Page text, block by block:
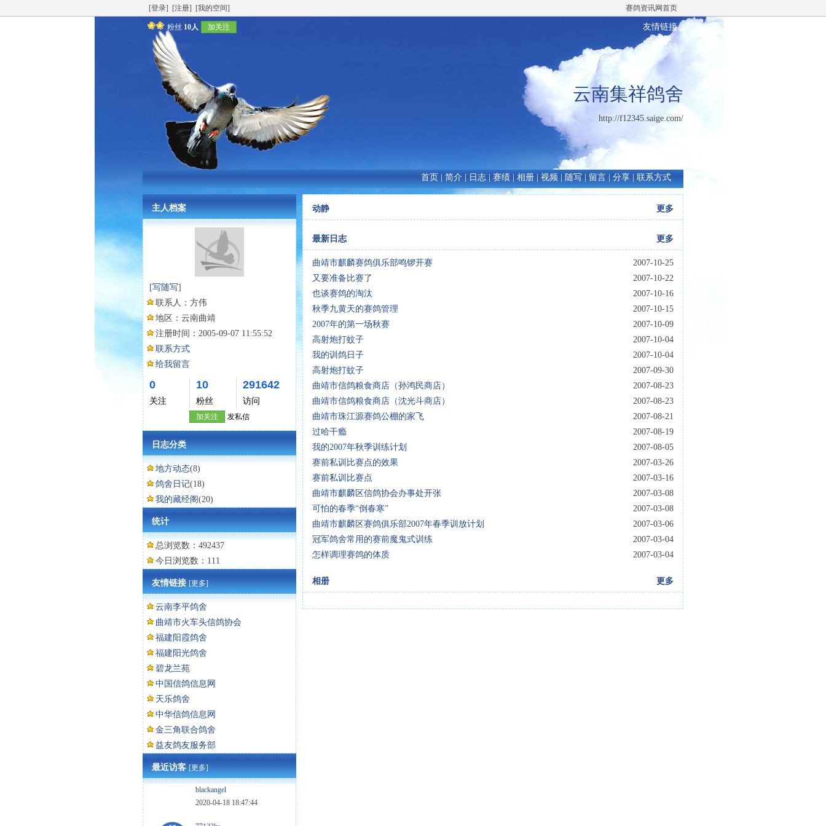
[登录] [注册] [我的空间] 赛鸽资讯网首页
粉丝 10人 加关注 友情链接
云南集祥鸽舍
http://f12345.saige.com/
首页 简介 日志 赛绩 相册 视频 随写 留言 分享 联系方式
主人档案
[写随写]
联系人： 方伟
地区： 云南曲靖
注册时间： 2005-09-07 11:55:52
联系方式
给我留言
0
关注
10
粉丝
291642
访问
加关注 发私信
日志分类
地方动态(8)
鸽舍日记(18)
我的藏经阁(20)
统计
总浏览数：492437
今日浏览数：111
友情链接[更多]
云南李平鸽舍
曲靖市火车头信鸽协会
福建阳霞鸽舍
福建阳光鸽舍
碧龙兰苑
中国信鸽信息网
天乐鸽舍
中华信鸽信息网
金三角联合鸽舍
益友鸽友服务部
最近访客[更多]
blackangel
2020-04-18 18:47:44
动静 更多
最新日志 更多
2007-10-25
曲靖市麒麟赛鸽俱乐部鸣锣开赛
2007-10-22
又要准备比赛了
2007-10-16
也谈赛鸽的淘汰
2007-10-15
秋季九黄天的赛鸽管理
2007-10-09
2007年的第一场秋赛
2007-10-04
高射炮打蚊子
2007-10-04
我的训鸽日子
2007-09-30
高射炮打蚊子
2007-08-23
曲靖市信鸽粮食商店（孙鸿民商店）
2007-08-23
曲靖市信鸽粮食商店（沈光斗商店）
2007-08-21
曲靖市珠江源赛鸽公棚的家飞
2007-08-19
过哈干瘾
2007-08-05
我的2007年秋季训练计划
2007-03-26
赛前私训比赛点的效果
2007-03-16
赛前私训比赛点
2007-03-08
曲靖市麒麟区信鸽协会办事处开张
2007-03-08
可怕的春季“倒春寒”
2007-03-06
曲靖市麒麟区赛鸽俱乐部2007年春季训放计划
2007-03-04
冠军鸽舍常用的赛前魔鬼式训练
2007-03-04
怎样调理赛鸽的体质
相册 更多